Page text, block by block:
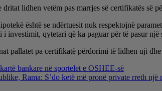
lidhen vetëm pas marrjes së certifikatës së
është se ndërtuesit nuk respektojnë
investimit, qytetari që ka paguar për të pasur një
pallatet pa certifikatë përdorimi të lidhen uji
bankare në sportelet e OSHEE-së
Rama: S’do ketë më pronë private rreth